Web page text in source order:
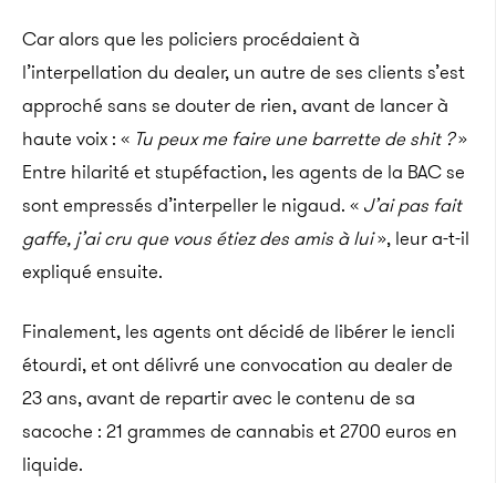
Car alors que les policiers procédaient à
l’interpellation du dealer, un autre de ses clients s’est
approché sans se douter de rien, avant de lancer à
haute voix : « Tu peux me faire une barrette de shit ?»
Entre hilarité et stupéfaction, les agents de la BAC se
sont empressés d’interpeller le nigaud. « J’ai pas fait
gaffe, j’ai cru que vous étiez des amis à lui», leur a-t-il
expliqué ensuite.
Finalement, les agents ont décidé de libérer le iencli
étourdi, et ont délivré une convocation au dealer de
23 ans, avant de repartir avec le contenu de sa
sacoche : 21 grammes de cannabis et 2700 euros en
liquide.